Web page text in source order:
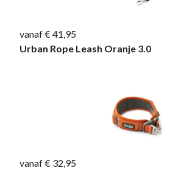
vanaf € 41,95
Urban Rope Leash Oranje 3.0
vanaf € 32,95